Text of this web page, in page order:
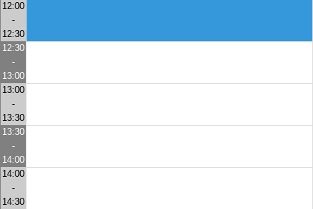
12:00
-
12:30
12:30
-
13:00
13:00
-
13:30
13:30
-
14:00
14:00
-
14:30